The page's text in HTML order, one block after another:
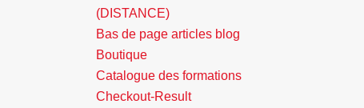
(DISTANCE)
Bas de page articles blog
Boutique
Catalogue des formations
Checkout-Result